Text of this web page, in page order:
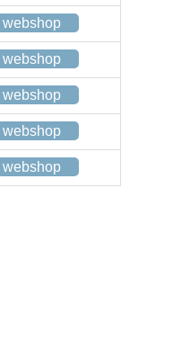
webshop
webshop
webshop
webshop
webshop